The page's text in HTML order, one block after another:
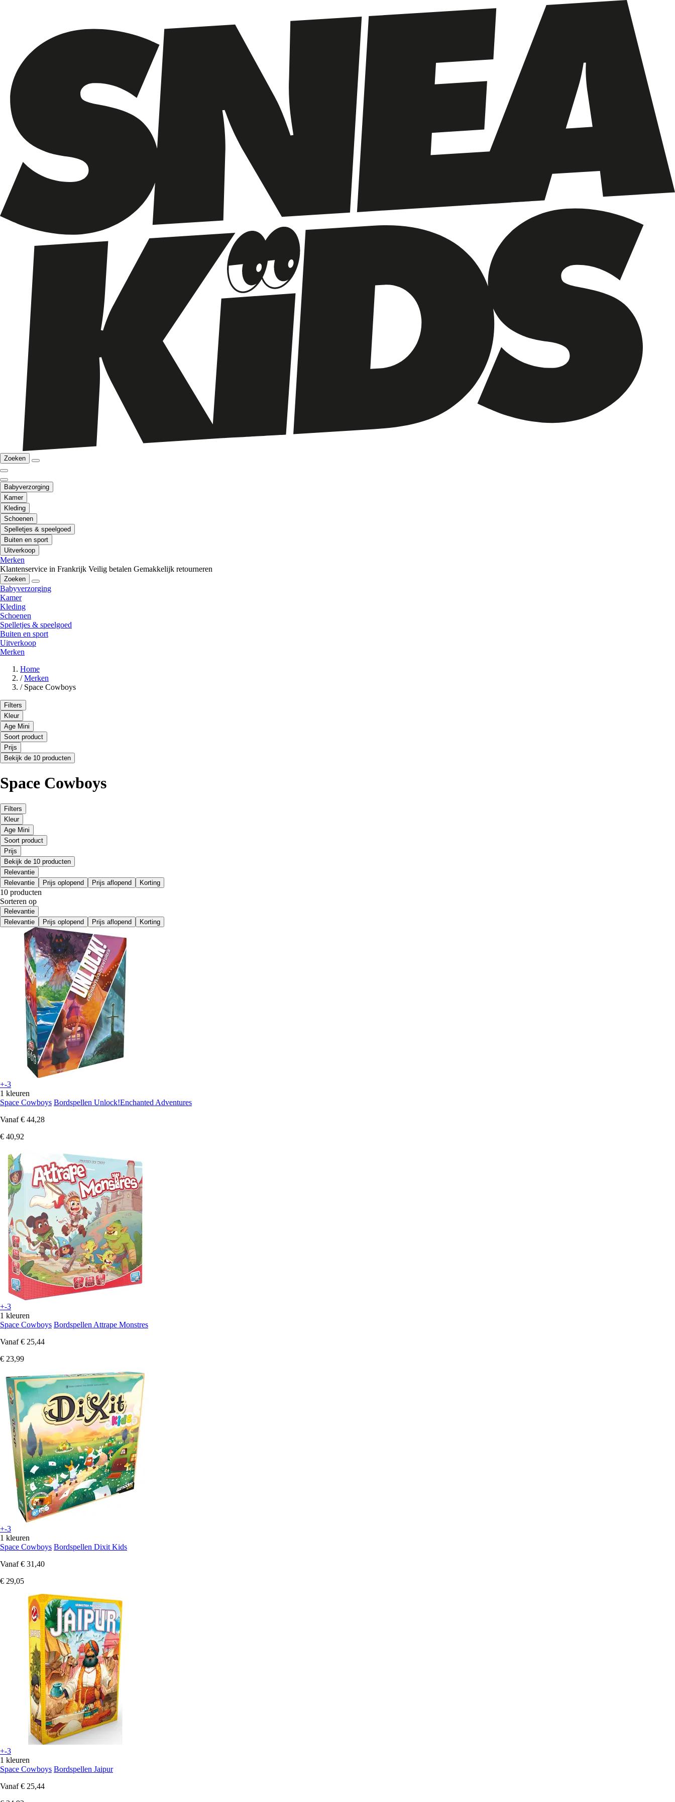
Zoeken
Babyverzorging
Kamer
Kleding
Schoenen
Spelletjes & speelgoed
Buiten en sport
Uitverkoop
Merken
Klantenservice in Frankrijk Veilig betalen Gemakkelijk retourneren
Zoeken
Babyverzorging
Kamer
Kleding
Schoenen
Spelletjes & speelgoed
Buiten en sport
Uitverkoop
Merken
Home
/ Merken
/ Space Cowboys
Filters
Kleur
Age Mini
Soort product
Prijs
Bekijk de 10 producten
Space Cowboys
Filters
Kleur
Age Mini
Soort product
Prijs
Bekijk de 10 producten
Relevantie
Relevantie
Prijs oplopend Prijs aflopend Korting
10 producten
Sorteren op
Relevantie
Relevantie
Prijs oplopend Prijs aflopend Korting
+-3
1 kleuren
Space Cowboys Bordspellen Unlock!Enchanted Adventures
Vanaf € 44,28
€ 40,92
+-3
1 kleuren
Space Cowboys Bordspellen Attrape Monstres
Vanaf € 25,44
€ 23,99
+-3
1 kleuren
Space Cowboys Bordspellen Dixit Kids
Vanaf € 31,40
€ 29,05
+-3
1 kleuren
Space Cowboys Bordspellen Jaipur
Vanaf € 25,44